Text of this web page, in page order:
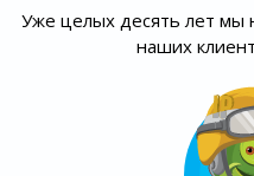
Уже целых десять лет
наших